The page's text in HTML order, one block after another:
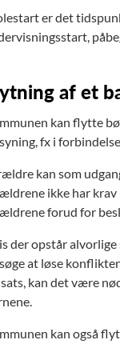
er det
af et
kan flytte
fx i
kan som
ikke har krav
forud for
der opstår
at løse
kan det være
kan også